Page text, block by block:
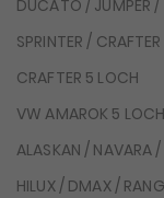
DUCATO / JUMPER /
SPRINTER /
CRAFTER 5 LOCH
VW AMAROK 5 LOCH
ALASKAN / NAVARA
HILUX / DMAX /